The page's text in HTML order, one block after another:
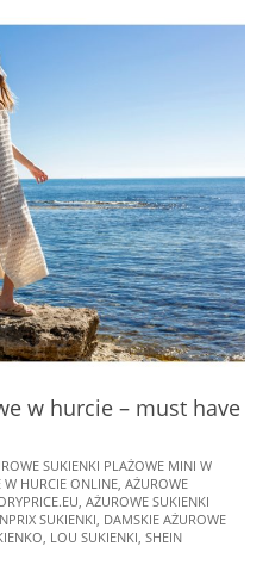
w hurcie – must have
SUKIENKI PLAŻOWE MINI W
W HURCIE ONLINE AŻUROWE
AŻUROWE SUKIENKI
SUKIENKI DAMSKIE AŻUROWE
LOU SUKIENKI SHEIN